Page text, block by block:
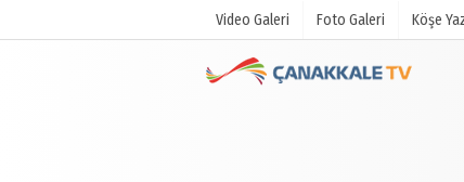
Video Galeri Foto Galeri Köşe
Hava